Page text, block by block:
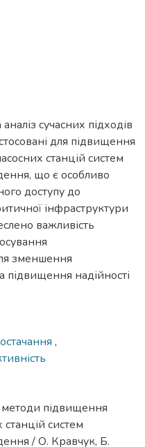
сучасних підходів
для підвищення
станцій систем
що є особливо
доступу до
інфраструктури
важливість
зменшення
підвищення надійності
,
методи підвищення
систем
/ О. Кравчук, Б.